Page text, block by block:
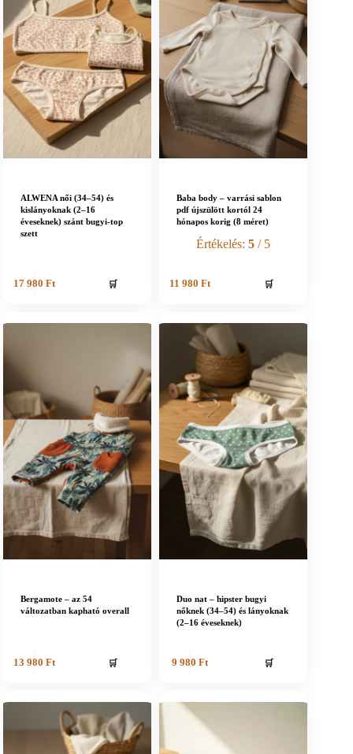
ALWENA női (34–54) és
kislányoknak (2–16
éveseknek) szánt bugyi-top
szett
17 980 Ft 🛒
Baba body – varrási sablon
pdf újszülött kortól 24
hónapos korig (8 méret)
Értékelés:5 / 5
11 980Ft 🛒
Bergamote – az 54
változatban kapható overall
13 980 Ft 🛒
Duo nat – hipster bugyi
nőknek (34–54) és lányoknak
(2–16 éveseknek)
9 980Ft 🛒